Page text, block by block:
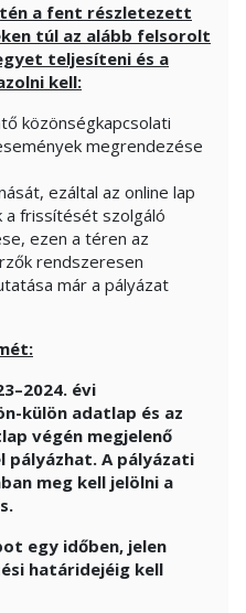
a fent részletezett
túl az alább felsorolt
teljesíteni és a
kell:
közönségkapcsolati
megrendezése
ezáltal az online lap
a frissítését szolgáló
ezen a téren az
rendszeresen
már a pályázat
évi
külön adatlap és az
végén megjelenő
A pályázati
meg kell jelölni a
egy időben, jelen
határidejéig kell